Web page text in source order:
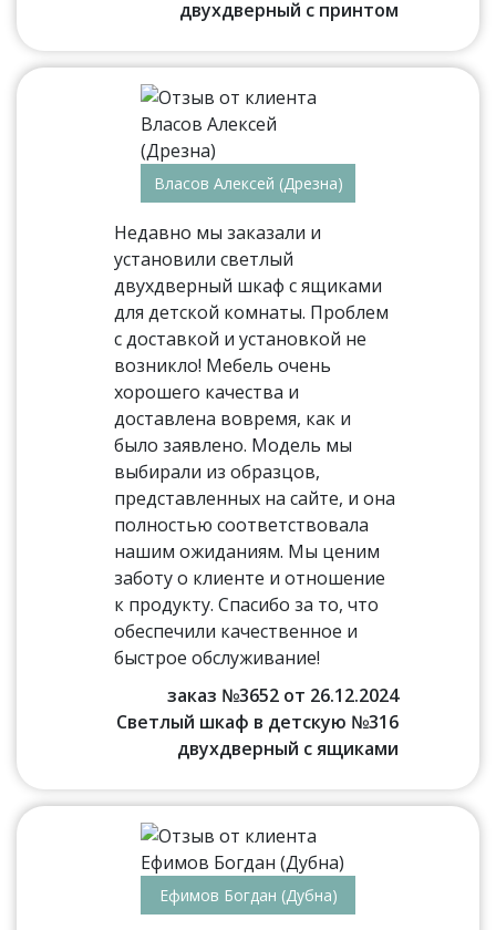
двухдверный с принтом
Власов Алексей (Дрезна)
Недавно мы заказали и
установили светлый
двухдверный шкаф с ящиками
для детской комнаты. Проблем
с доставкой и установкой не
возникло! Мебель очень
хорошего качества и
доставлена вовремя, как и
было заявлено. Модель мы
выбирали из образцов,
представленных на сайте, и она
полностью соответствовала
нашим ожиданиям. Мы ценим
заботу о клиенте и отношение
к продукту. Спасибо за то, что
обеспечили качественное и
быстрое обслуживание!
заказ №3652 от 26.12.2024
Светлый шкаф в детскую №316
двухдверный с ящиками
Ефимов Богдан (Дубна)